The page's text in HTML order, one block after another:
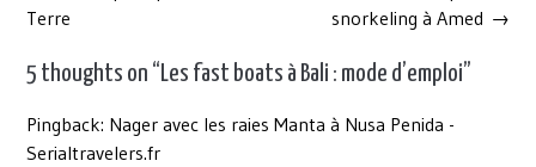
navigation
snorkeling à Amed →
Terre
5 thoughts on “ Les fast boats à Bali : mode d’emploi”
Pingback: Nager avec les raies Manta à Nusa Penida -
Serialtravelers.fr